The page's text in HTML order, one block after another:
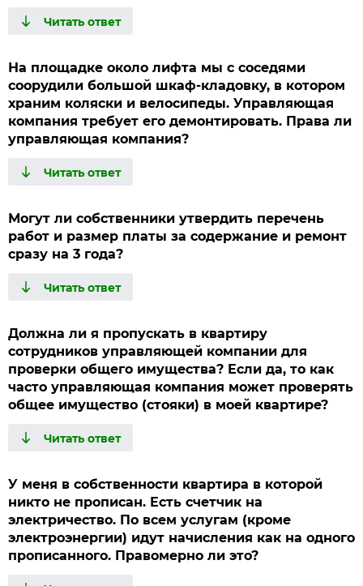
На площадке около лифта мы с соседями
соорудили большой шкаф-кладовку, в котором
храним коляски и велосипеды. Управляющая
компания требует его демонтировать. Права ли
управляющая компания?
Могут ли собственники утвердить перечень
работ и размер платы за содержание и ремонт
сразу на 3 года?
Должна ли я пропускать в квартиру
сотрудников управляющей компании для
проверки общего имущества? Если да, то как
часто управляющая компания может проверять
общее имущество (стояки) в моей квартире?
У меня в собственности квартира в которой
никто не прописан. Есть счетчик на
электричество. По всем услугам (кроме
электроэнергии) идут начисления как на одного
прописанного. Правомерно ли это?